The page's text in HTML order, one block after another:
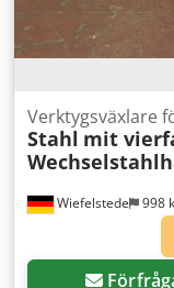
Wiefelstede 998
Verktygsväxlare
Stahl mit